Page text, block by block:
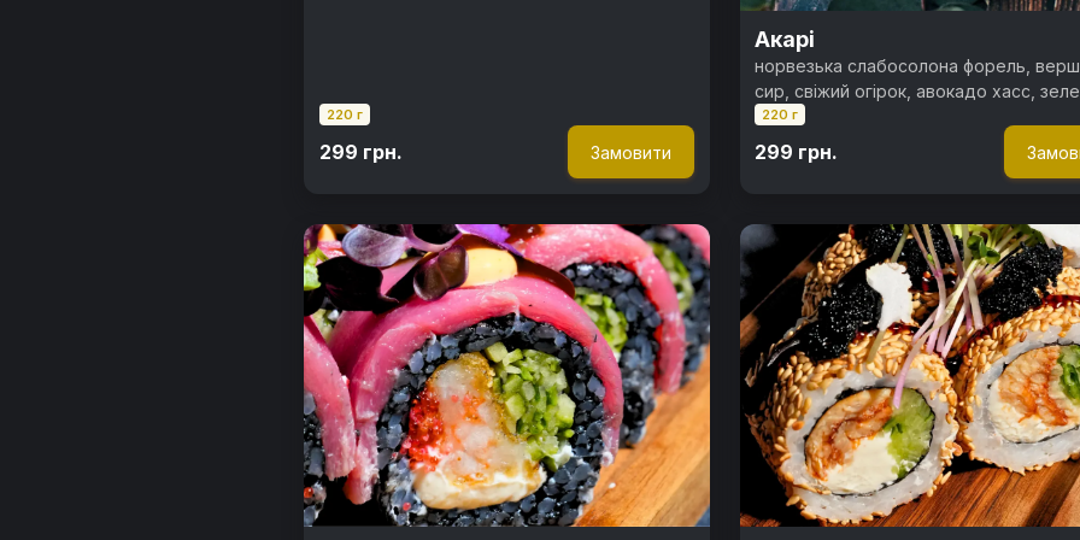
220 г
299 грн. Замовити
Акарі
норвезька слабосолона форель,
сир, свіжий огірок, авокадо хасс,
цибуля, ікра тобіко, спайсі соус, норі,
220 г
299 грн.